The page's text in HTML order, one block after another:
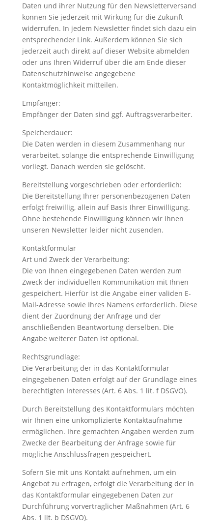
Daten und ihrer Nutzung für den Newsletterversand
können Sie jederzeit mit Wirkung für die Zukunft
widerrufen. In jedem Newsletter findet sich dazu ein
entsprechender Link. Außerdem können Sie sich
jederzeit auch direkt auf dieser Website abmelden
oder uns Ihren Widerruf über die am Ende dieser
Datenschutzhinweise angegebene
Kontaktmöglichkeit mitteilen.
Empfänger:
Empfänger der Daten sind ggf. Auftragsverarbeiter.
Speicherdauer:
Die Daten werden in diesem Zusammenhang nur
verarbeitet, solange die entsprechende Einwilligung
vorliegt. Danach werden sie gelöscht.
Bereitstellung vorgeschrieben oder erforderlich:
Die Bereitstellung Ihrer personenbezogenen Daten
erfolgt freiwillig, allein auf Basis Ihrer Einwilligung.
Ohne bestehende Einwilligung können wir Ihnen
unseren Newsletter leider nicht zusenden.
Kontaktformular
Art und Zweck der Verarbeitung:
Die von Ihnen eingegebenen Daten werden zum
Zweck der individuellen Kommunikation mit Ihnen
gespeichert. Hierfür ist die Angabe einer validen E-
Mail-Adresse sowie Ihres Namens erforderlich. Diese
dient der Zuordnung der Anfrage und der
anschließenden Beantwortung derselben. Die
Angabe weiterer Daten ist optional.
Rechtsgrundlage:
Die Verarbeitung der in das Kontaktformular
eingegebenen Daten erfolgt auf der Grundlage eines
berechtigten Interesses (Art. 6 Abs. 1 lit. f DSGVO).
Durch Bereitstellung des Kontaktformulars möchten
wir Ihnen eine unkomplizierte Kontaktaufnahme
ermöglichen. Ihre gemachten Angaben werden zum
Zwecke der Bearbeitung der Anfrage sowie für
mögliche Anschlussfragen gespeichert.
Sofern Sie mit uns Kontakt aufnehmen, um ein
Angebot zu erfragen, erfolgt die Verarbeitung der in
das Kontaktformular eingegebenen Daten zur
Durchführung vorvertraglicher Maßnahmen (Art. 6
Abs. 1 lit. b DSGVO).